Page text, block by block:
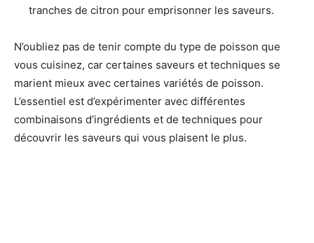
tranches de citron pour emprisonner les saveurs.
N’oubliez pas de tenir compte du type de poisson que
vous cuisinez, car certaines saveurs et techniques se
marient mieux avec certaines variétés de poisson.
L’essentiel est d’expérimenter avec différentes
combinaisons d’ingrédients et de techniques pour
découvrir les saveurs qui vous plaisent le plus.